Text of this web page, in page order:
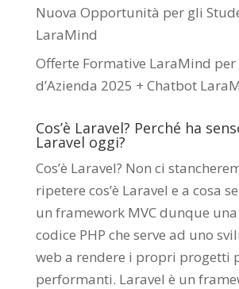
Nuova Opportunità per gli
LaraMind
Offerte Formative LaraMind
d’Azienda 2025 + Chatbot
Cos’è Laravel? Perché ha
Laravel oggi?
Cos’è Laravel? Non ci
ripetere cos’è Laravel e a cosa
un framework MVC dunque
codice PHP che serve ad uno
web a rendere i propri progetti
performanti. Laravel è un